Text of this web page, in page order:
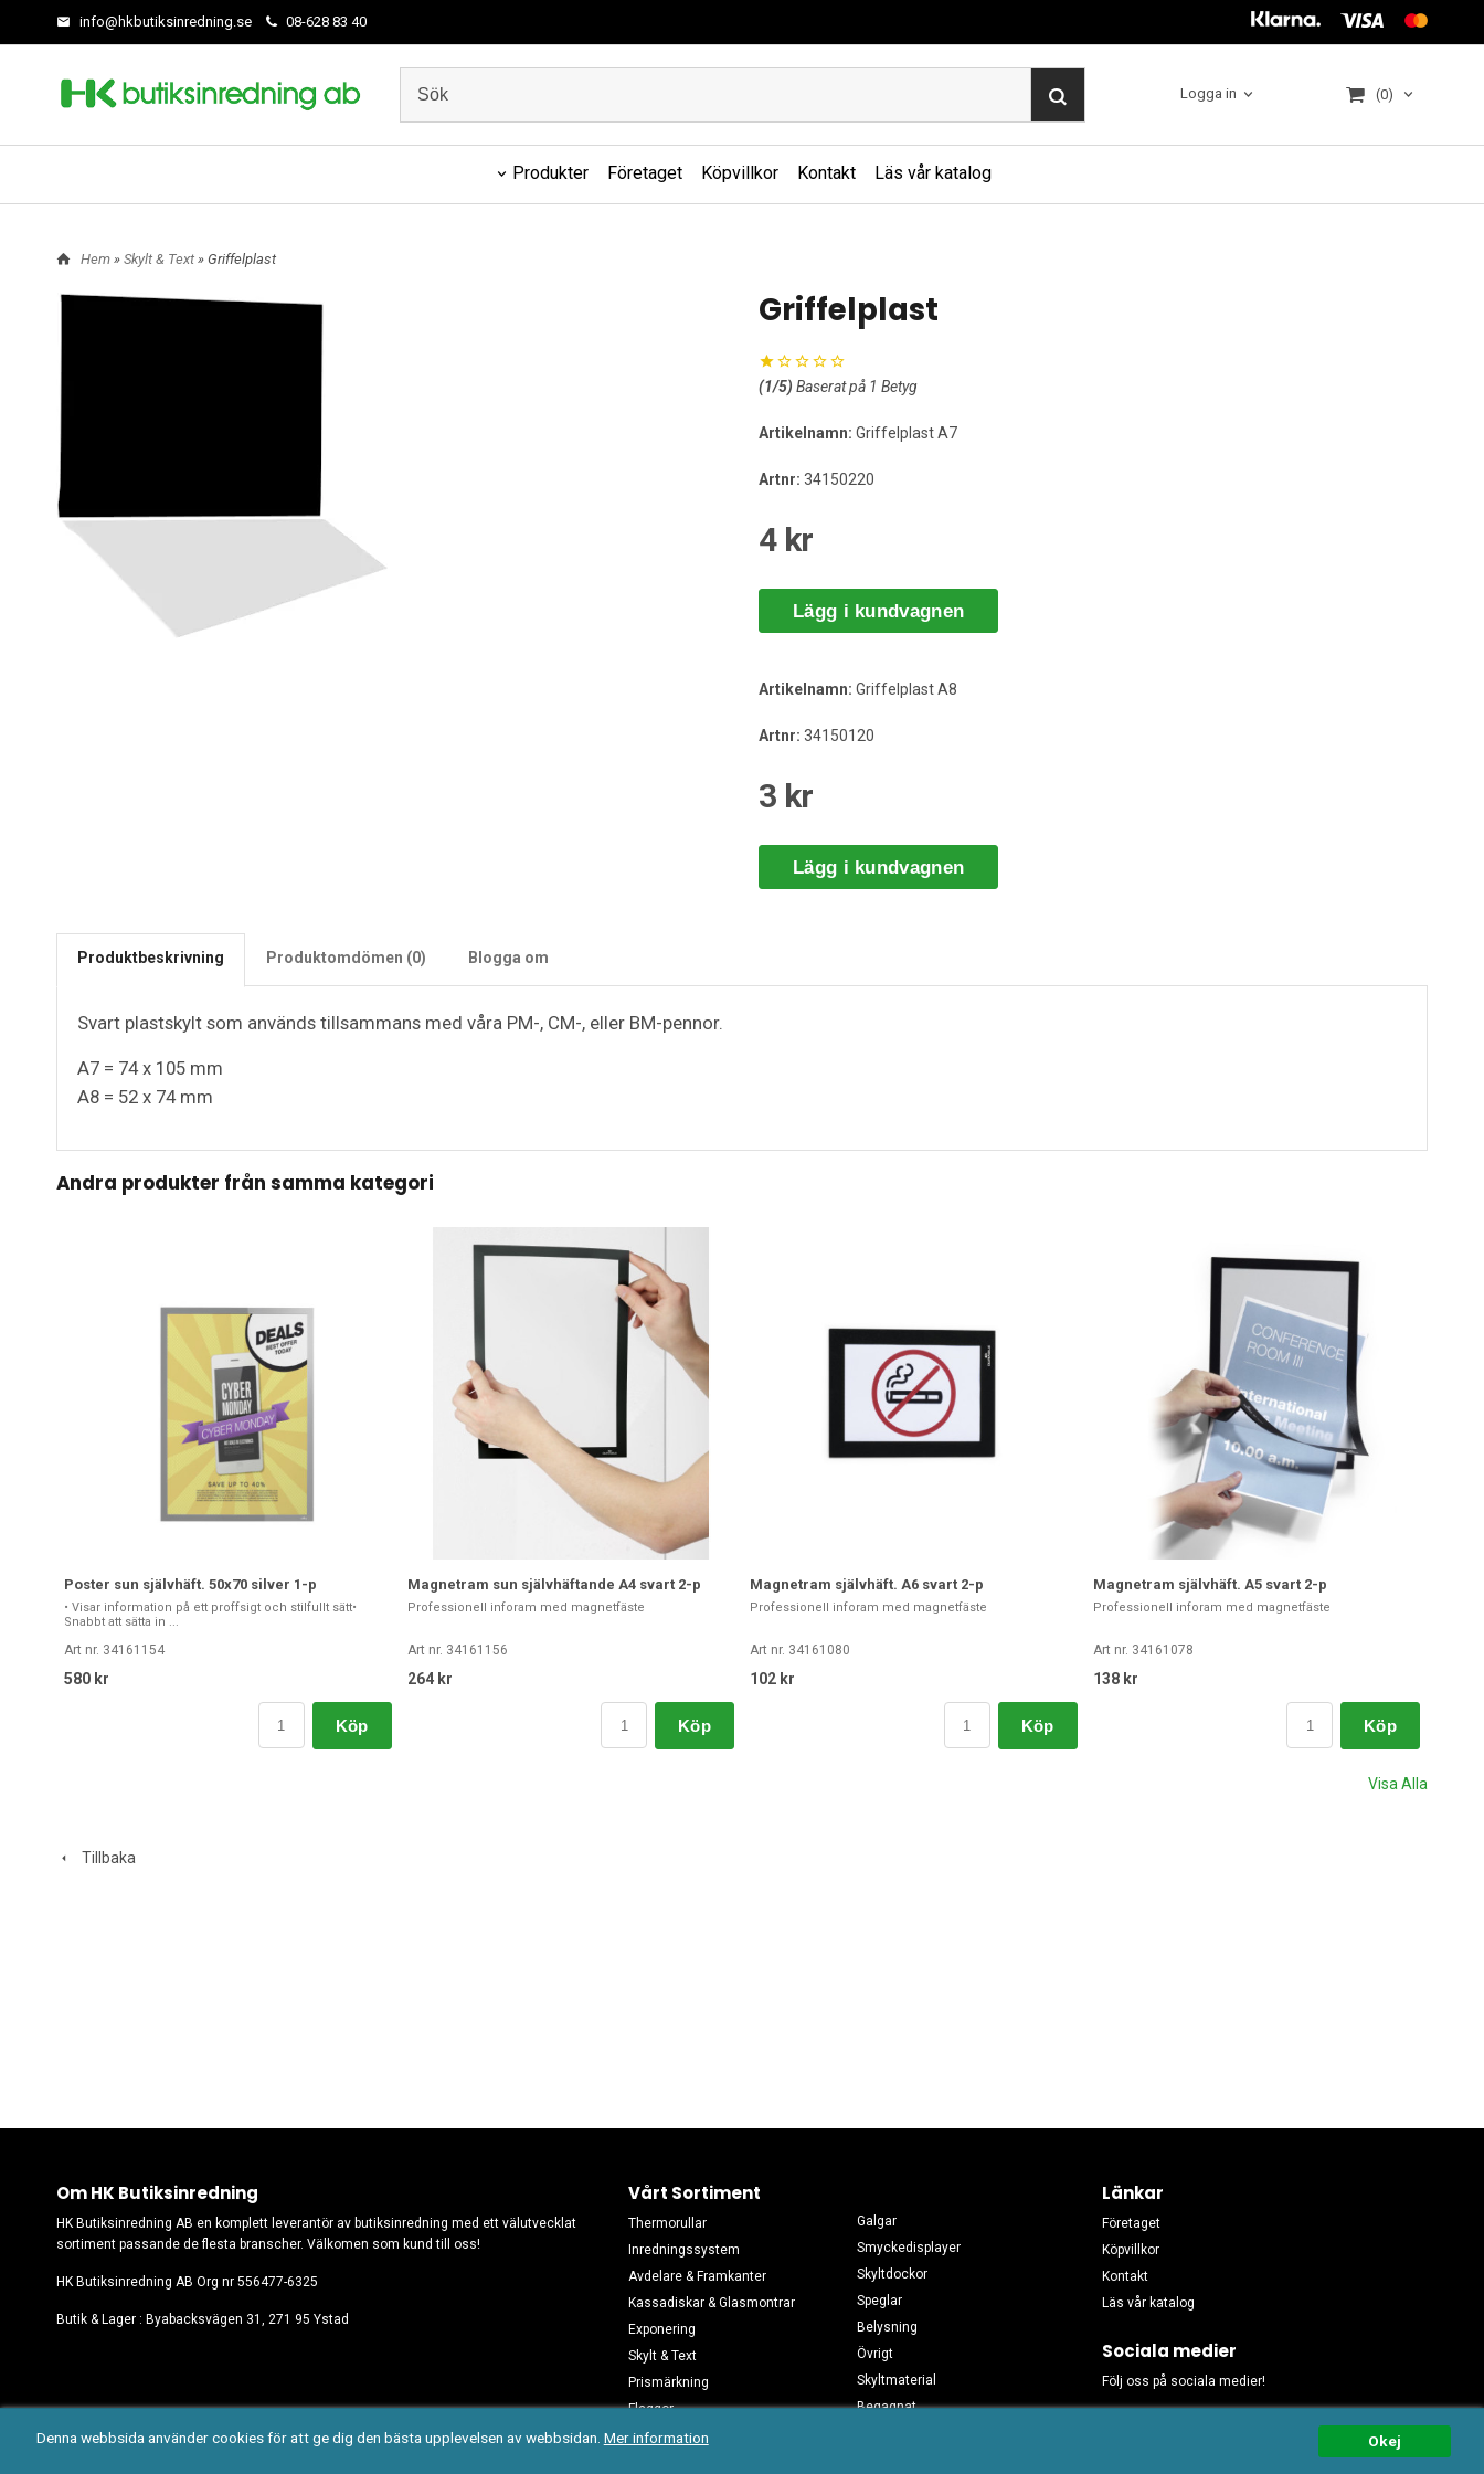
Okej
Denna webbsida använder cookies för att ge dig den bästa upplevelsen av webbsidan. Mer information
info@hkbutiksinredning.se 08-628 83 40
Logga in (0)
Produkter Företaget Köpvillkor Kontakt Läs vår katalog
Hem » Skylt & Text » Griffelplast
Griffelplast
(1/5) Baserat på 1 Betyg
Artikelnamn: Griffelplast A7
Artnr: 34150220
4 kr
Lägg i kundvagnen
Artikelnamn: Griffelplast A8
Artnr: 34150120
3 kr
Lägg i kundvagnen
Produktbeskrivning Produktomdömen (0) Blogga om
Svart plastskylt som används tillsammans med våra PM-, CM-, eller BM-pennor.
A7 = 74 x 105 mm
A8 = 52 x 74 mm
Andra produkter från samma kategori
Poster sun självhäft. 50x70 silver 1-p
• Visar information på ett proffsigt och stilfullt sätt•
Snabbt att sätta in ...
Art nr. 34161154
580 kr
Köp
Magnetram sun självhäftande A4 svart 2-p
Professionell inforam med magnetfäste
Art nr. 34161156
264 kr
Köp
Magnetram självhäft. A6 svart 2-p
Professionell inforam med magnetfäste
Art nr. 34161080
102 kr
Köp
Magnetram självhäft. A5 svart 2-p
Professionell inforam med magnetfäste
Art nr. 34161078
138 kr
Köp
Visa Alla
Tillbaka
Om HK Butiksinredning
HK Butiksinredning AB en komplett leverantör av butiksinredning med ett välutvecklat
sortiment passande de flesta branscher. Välkomen som kund till oss!
HK Butiksinredning AB Org nr 556477-6325
Butik & Lager : Byabacksvägen 31, 271 95 Ystad
Vårt Sortiment
Thermorullar
Inredningssystem
Avdelare & Framkanter
Kassadiskar & Glasmontrar
Exponering
Skylt & Text
Prismärkning
Flaggor
Konfektionsställ
Galgar
Smyckedisplayer
Skyltdockor
Speglar
Belysning
Övrigt
Skyltmaterial
Begagnat
Länkar
Företaget
Köpvillkor
Kontakt
Läs vår katalog
Sociala medier
Följ oss på sociala medier!